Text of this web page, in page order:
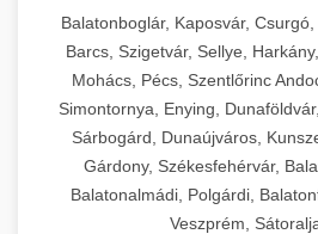
megbízható
chef-
kereskedelmi
Ipari hús- és sajtszeletelő
élelmiszer-előkészítéshez.
állítható vastagság
chef-
professzionális
📦 22. Vákuumozó
Kereskedelmi
élelmiszerek
szavatossági időt és
frissességét.
🎁 23.
Ipari vákuumfóliázó gépek
Balatonboglár, Kaposvár,
Barcs, Szigetvár, Sellye,
Mohács, Pécs, Szentlőrinc
Simontornya, Enying,
Sárbogárd, Dunaújváros,
Gárdony, Székesfehérvár,
Balatonalmádi, Polgárdi,
Veszprém,